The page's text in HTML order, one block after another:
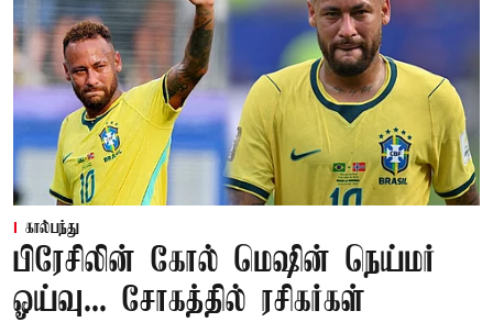
கால்பந்து
பிரேசிலின் கோல் மெஷின் நெய்மர்
ஓய்வு... சோகத்தில் ரசிகர்கள்